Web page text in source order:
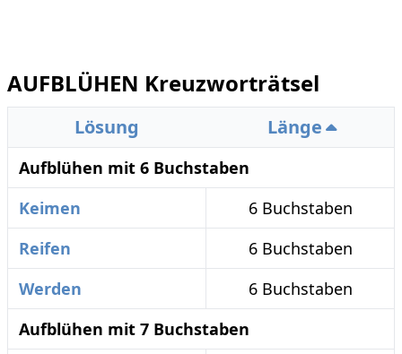
AUFBLÜHEN Kreuzworträtsel
Lösung Länge
Aufblühen mit 6 Buchstaben
Keimen
6 Buchstaben
Reifen
6 Buchstaben
Werden
6 Buchstaben
Aufblühen mit 7 Buchstaben